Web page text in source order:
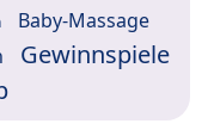
Baby-Massage
Gewinnspiele